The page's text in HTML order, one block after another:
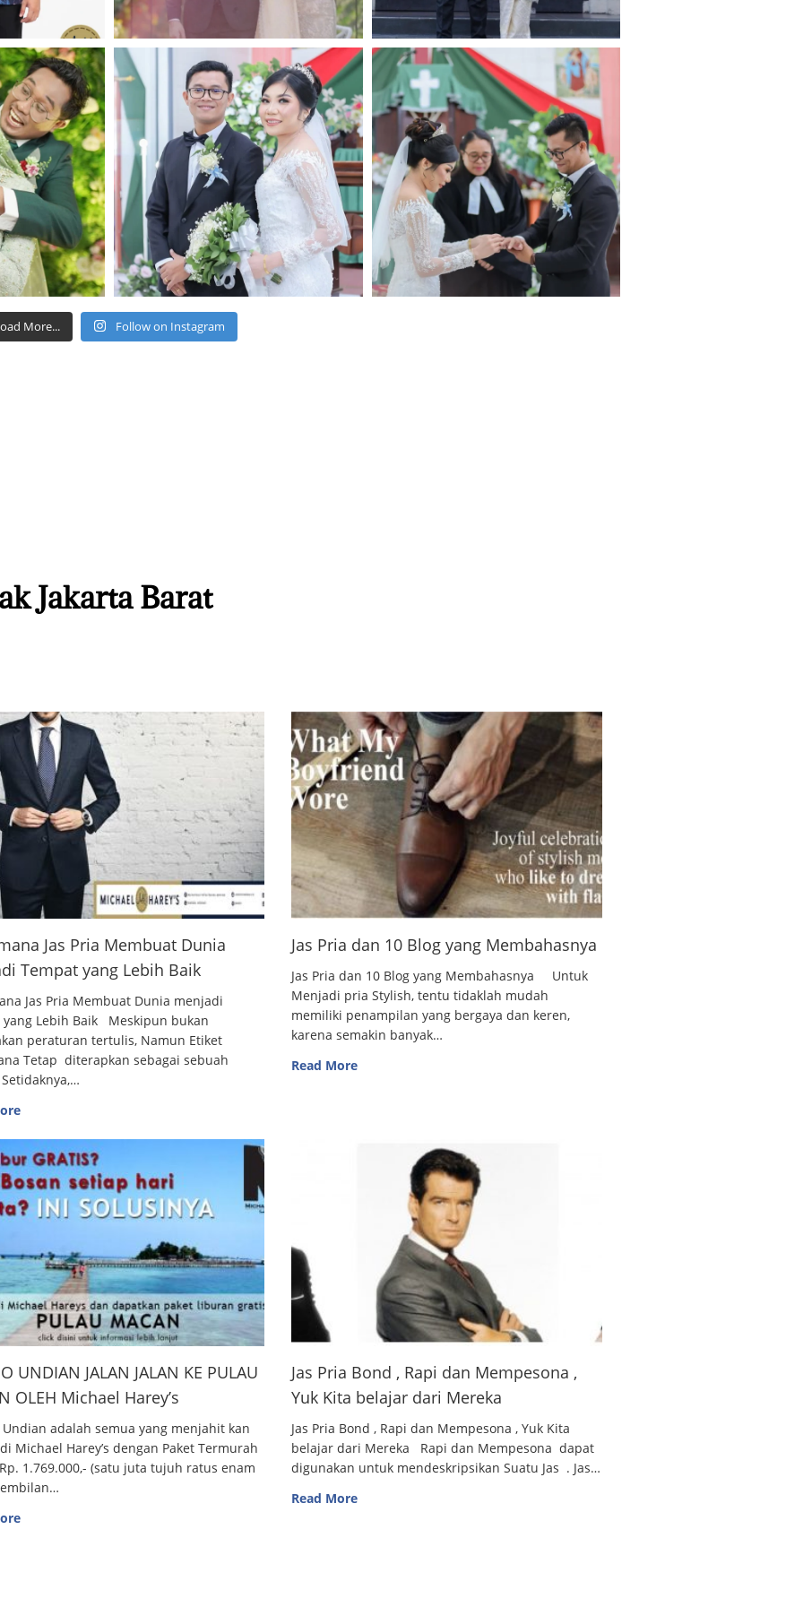
More... Follow on Instagram
Jakarta Barat
Jas Pria Membuat Dunia
Tempat yang Lebih Baik
Jas Pria Membuat Dunia menjadi
yang Lebih Baik Meskipun bukan
peraturan tertulis, Namun Etiket
Tetap diterapkan sebagai sebuah
Jas Pria dan 10 Blog yang Membahasnya
Jas Pria dan 10 Blog yang Membahasnya Untuk
Menjadi pria Stylish, tentu tidaklah mudah
memiliki penampilan yang bergaya dan keren,
karena semakin banyak…
Read More
UNDIAN JALAN JALAN KE PULAU
OLEH Michael Harey’s
Undian adalah semua yang menjahit kan
Michael Harey’s dengan Paket Termurah
1.769.000,- (satu juta tujuh ratus enam
Jas Pria Bond , Rapi dan Mempesona ,
Yuk Kita belajar dari Mereka
Jas Pria Bond , Rapi dan Mempesona , Yuk Kita
belajar dari Mereka Rapi dan Mempesona dapat
digunakan untuk mendeskripsikan Suatu Jas . Jas…
Read More